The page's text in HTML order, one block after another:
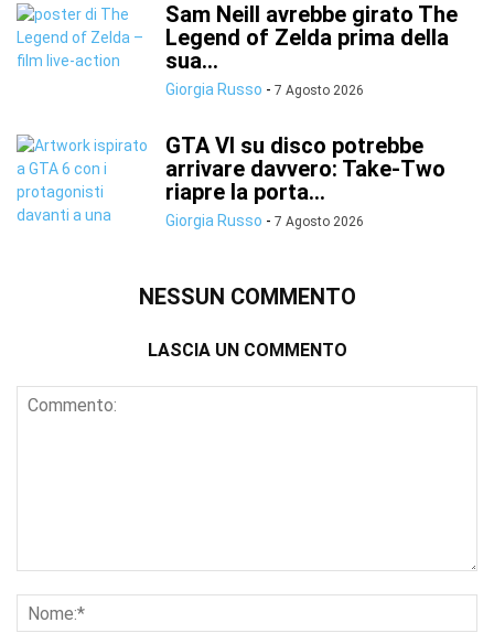
Sam Neill avrebbe girato The
Legend of Zelda prima della
sua...
Giorgia Russo - 7 Agosto 2026
GTA VI su disco potrebbe
arrivare davvero: Take-Two
riapre la porta...
Giorgia Russo - 7 Agosto 2026
NESSUN COMMENTO
LASCIA UN COMMENTO